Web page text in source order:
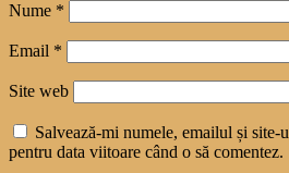
Nume *
Email *
Site web
Salvează-mi numele, emailul și site-
pentru data viitoare când o să comentez.